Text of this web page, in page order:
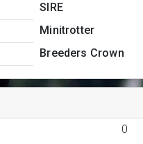
SIRE
Minitrotter
Breeders Crown
0